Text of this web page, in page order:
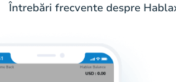
Întrebări frecvente despre